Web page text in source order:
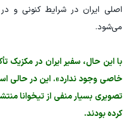
اصلی ایران در شرایط کنونی و
می‌شود.
با این حال، سفیر ایران در مکزیک
خاصی وجود ندارد». این در حالی
تصویری بسیار منفی از تیخوانا
کرده بودند.